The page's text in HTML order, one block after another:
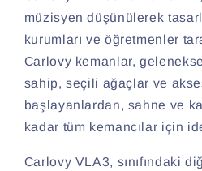
müzisyen düşünülerek
kurumları ve öğretmenler
Carlovy kemanlar,
sahip, seçili ağaçlar ve
başlayanlardan, sahne ve
kadar tüm kemancılar için
Carlovy VLA3, sınıfındaki